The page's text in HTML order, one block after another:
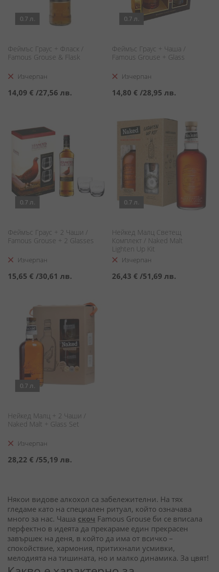
0.7 л.
Феймъс Граус + Фласк /
Famous Grouse & Flask
Изчерпан
14,09 € /27,56 лв.
0.7 л.
Феймъс Граус + Чаша /
Famous Grouse + Glass
Изчерпан
14,80 € /28,95 лв.
0.7 л.
Феймъс Граус + 2 Чаши /
Famous Grouse + 2 Glasses
Изчерпан
15,65 € /30,61 лв.
0.7 л.
Нейкед Малц Светещ
Комплект / Naked Malt
Lighten Up Kit
Изчерпан
26,43 € /51,69 лв.
0.7 л.
Нейкeд Малц + 2 Чаши /
Naked Malt + Glass Set
Изчерпан
28,22 € /55,19 лв.
Някои видове алкохол са забележителни. На тях
гледаме като на специален ритуал, който означава
много за нас. Чаша скоч Famous Grouse би се вписала
перфектно в идеята да прекараме един прекрасен
завършек на деня, в който да има от всичко –
спокойствие, хармония, притихнали усмивки,
мелодията на тишината, но и малко динамика. За цвят!